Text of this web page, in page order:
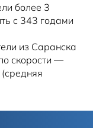
более 3
с 343 годами
из Саранска
скорости —